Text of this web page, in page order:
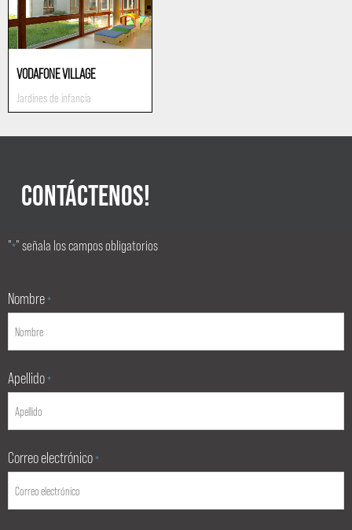
VODAFONE VILLAGE
Jardines de infancia
CONTÁCTENOS!
"*" señala los campos obligatorios
Nombre *
Apellido *
Correo electrónico *